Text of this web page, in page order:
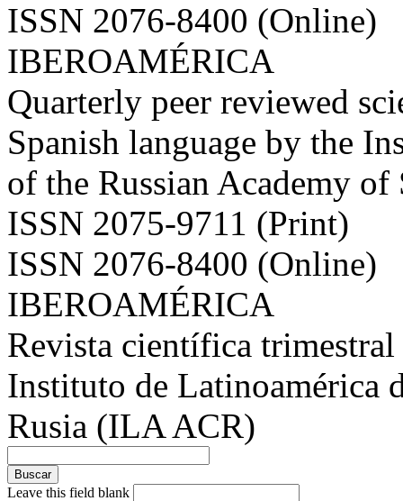
ISSN 2076-8400 (Online)
IBEROAMÉRICA
Quarterly peer reviewed
Spanish language by the
of the Russian Academy
ISSN 2075-9711 (Print)
ISSN 2076-8400 (Online)
IBEROAMÉRICA
Revista científica
Instituto de Latinoamérica
Rusia (ILA ACR)
Leave this field blank